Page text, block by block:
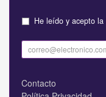
He leído y acepto la
Contacto